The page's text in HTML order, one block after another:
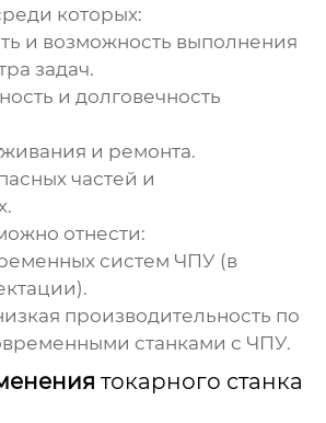
которых:
и возможность выполнения
задач.
и долговечность
и ремонта.
частей и
отнести:
систем ЧПУ (в
производительность по
станками с ЧПУ.
токарного станка